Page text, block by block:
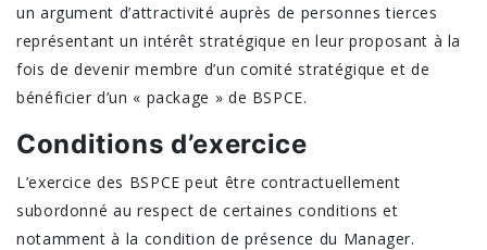
un argument d’attractivité auprès de personnes tierces
représentant un intérêt stratégique en leur proposant à la
fois de devenir membre d’un comité stratégique et de
bénéficier d’un « package » de BSPCE.
Conditions d’exercice
L’exercice des BSPCE peut être contractuellement
subordonné au respect de certaines conditions et
notamment à la condition de présence du Manager.